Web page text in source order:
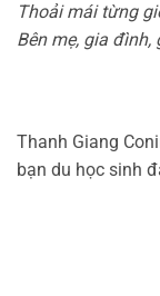
Thoải mái từng
Bên mẹ, gia đình,
Thanh Giang
bạn du học sinh